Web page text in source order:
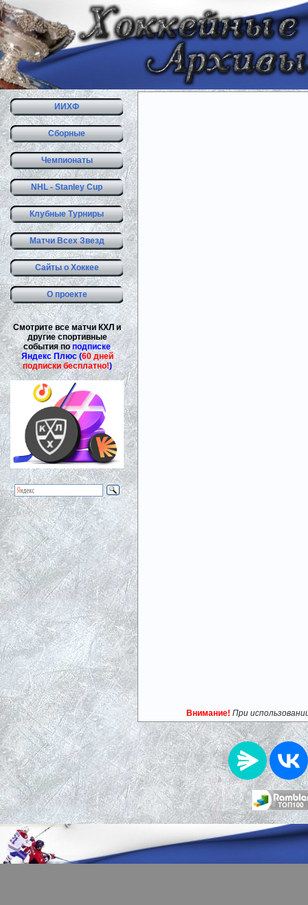
ИИХФ
Сборные
Чемпионаты
NHL - Stanley Cup
Клубные Турниры
Матчи Всех Звезд
Сайты о Хоккее
О проекте
Смотрите все матчи КХЛ и
другие спортивные
события поподписке
Яндекс Плюс (60 дней
подписки бесплатно!)
Внимание! При